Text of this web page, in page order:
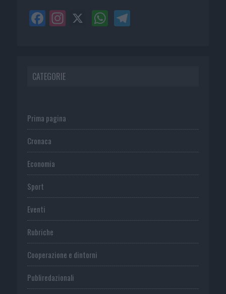
CATEGORIE
Prima pagina
Cronaca
Economia
Sport
Eventi
Rubriche
Cooperazione e dintorni
Publiredazionali